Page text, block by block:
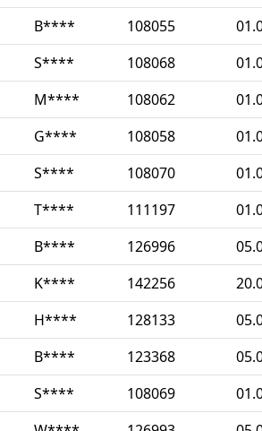
B**** 108055
S**** 108068
M**** 108062
G**** 108058
S**** 108070
T**** 111197
B**** 126996
K**** 142256
H**** 128133
B**** 123368
S**** 108069